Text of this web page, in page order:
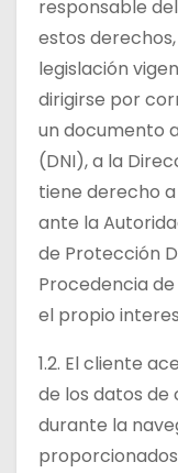
responsable
estos
legislación
dirigirse por
un documento
(DNI), a la
tiene derecho
ante la
de Protección
Procedencia
el propio
1.2. El cliente
de los datos
durante la